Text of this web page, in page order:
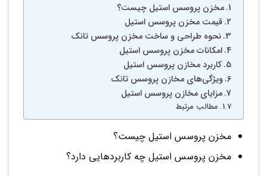
مخزن پروسس استیل چیست؟
قیمت مخزن پروسس استیل
نحوه طراحی و ساخت مخزن پروسس تانک
امکانات مخزن پروسس استیل
کاربرد مخازن پروسس استیل
ویژگی‌های مخازن پروسس تانک
مزایای مخازن پروسس استیل
مطالب مرتبط
مخزن پروسس استیل چیست؟
مخزن پروسس استیل چه کاربردهایی دارد؟